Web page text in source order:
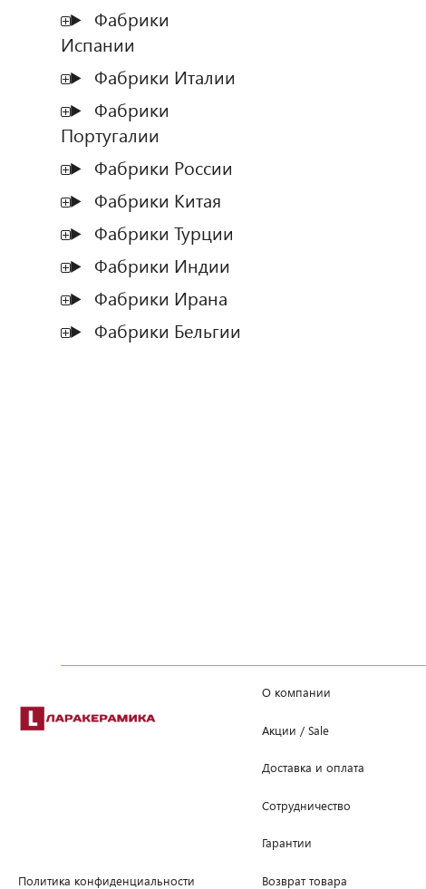
Фабрики
Испании
Фабрики Италии
Фабрики
Португалии
Фабрики России
Фабрики Китая
Фабрики Турции
Фабрики Индии
Фабрики Ирана
Фабрики Бельгии
Политика конфиденциальности
О компании
Акции / Sale
Доставка и оплата
Сотрудничество
Гарантии
Возврат товара